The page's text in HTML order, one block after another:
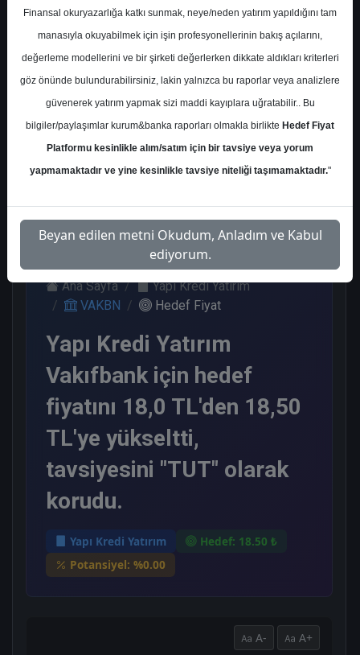
Ortalama Getiri Potansiyeli
Kurum Sayısı
11
6
Paralel
Get.
1
Altı Get.
1
Üstü Get.
3
Çarşamba, 07 Şubat 2024
Ana Sayfa
Yapı Kredi Yatırım
VAKBN
Hedef Fiyat
Yapı Kredi Yatırım
Vakıfbank için hedef
fiyatını 18,0 TL'den 18,50
TL'ye yükseltti,
tavsiyesini "TUT" olarak
korudu.
Yapı Kredi Yatırım
Hedef: 18.50 ₺
Potansiyel: %0.00
A- A+
Finansal okuryazarlığa katkı sunmak, neye/neden yatırım yapıldığını tam
manasıyla okuyabilmek için işin profesyonellerinin bakış açılarını,
değerleme modellerini ve bir şirketi değerlerken dikkate aldıkları kriterleri
göz önünde bulundurabilirsiniz, lakin yalnızca bu raporlar veya analizlere
güvenerek yatırım yapmak sizi maddi kayıplara uğratabilir.. Bu
bilgiler/paylaşımlar kurum&banka raporları olmakla birlikte Hedef Fiyat
Platformu kesinlikle alım/satım için bir tavsiye veya yorum
yapmamaktadır ve yine kesinlikle tavsiye niteliği taşımamaktadır."
Beyan edilen metni Okudum, Anladım ve Kabul
ediyorum.